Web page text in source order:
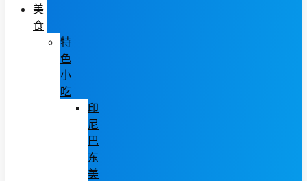
美
食
特
色
小
吃
印
尼
巴
东
美